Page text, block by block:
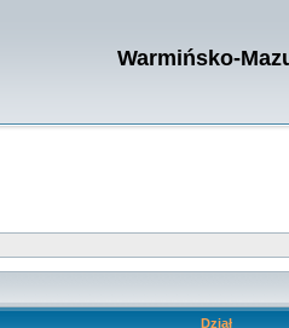
Warmińsko-
Dział